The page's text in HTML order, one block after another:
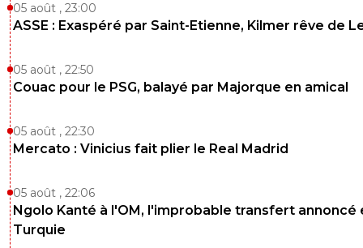
05 août , 23:00
ASSE : Exaspéré par Saint-Etienne, Kilmer rêve de
05 août , 22:50
Couac pour le PSG, balayé par Majorque en amical
05 août , 22:30
Mercato : Vinicius fait plier le Real Madrid
05 août , 22:06
Ngolo Kanté à l'OM, l'improbable transfert annoncé
Turquie